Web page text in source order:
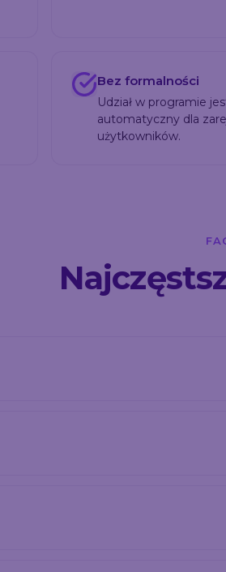
Bez formalności
Udział w programie
automatyczny dla
użytkowników.